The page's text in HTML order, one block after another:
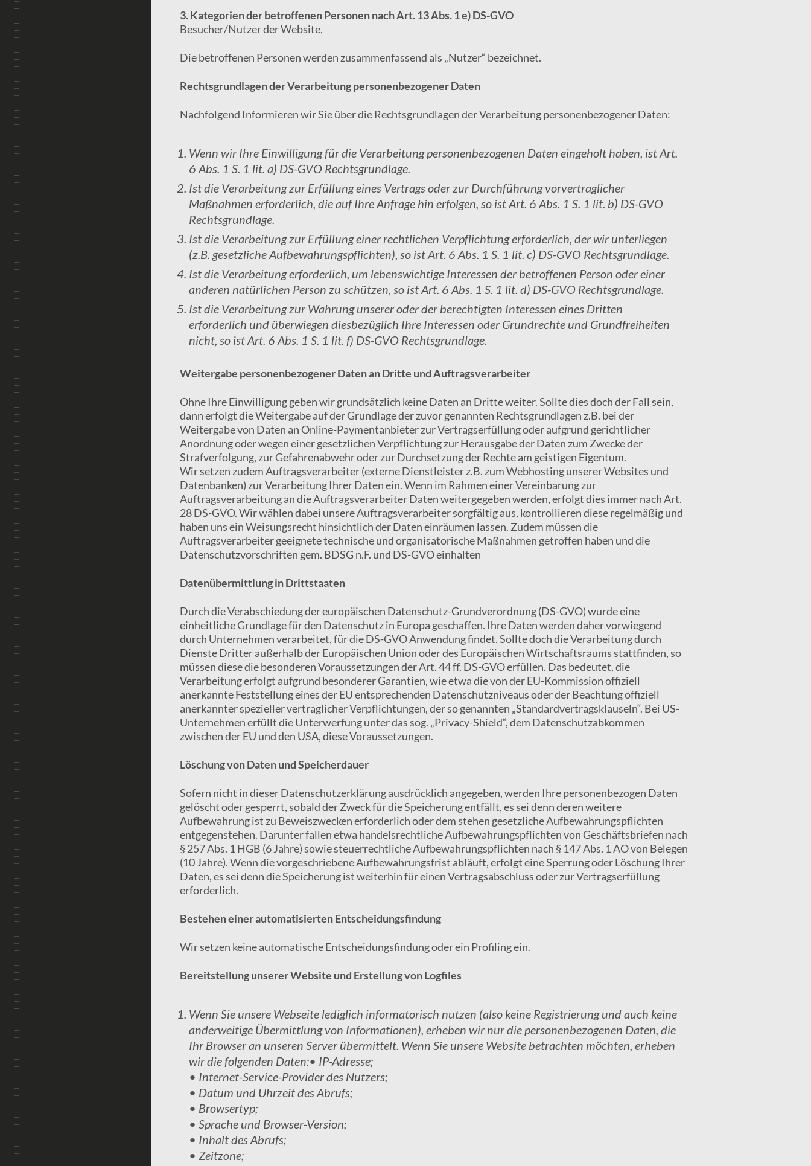
3. Kategorien der betroffenen Personen nach Art. 13 Abs. 1 e) DS-GVO
Besucher/Nutzer der Website,
Die betroffenen Personen werden zusammenfassend als „Nutzer“ bezeichnet.
Rechtsgrundlagen der Verarbeitung personenbezogener Daten
Nachfolgend Informieren wir Sie über die Rechtsgrundlagen der Verarbeitung personenbezogener Daten:
Wenn wir Ihre Einwilligung für die Verarbeitung personenbezogenen Daten eingeholt haben, ist Art.
6 Abs. 1 S. 1 lit. a) DS-GVO Rechtsgrundlage.
Ist die Verarbeitung zur Erfüllung eines Vertrags oder zur Durchführung vorvertraglicher
Maßnahmen erforderlich, die auf Ihre Anfrage hin erfolgen, so ist Art. 6 Abs. 1 S. 1 lit. b) DS-GVO
Rechtsgrundlage.
Ist die Verarbeitung zur Erfüllung einer rechtlichen Verpflichtung erforderlich, der wir unterliegen
(z.B. gesetzliche Aufbewahrungspflichten), so ist Art. 6 Abs. 1 S. 1 lit. c) DS-GVO Rechtsgrundlage.
Ist die Verarbeitung erforderlich, um lebenswichtige Interessen der betroffenen Person oder einer
anderen natürlichen Person zu schützen, so ist Art. 6 Abs. 1 S. 1 lit. d) DS-GVO Rechtsgrundlage.
Ist die Verarbeitung zur Wahrung unserer oder der berechtigten Interessen eines Dritten
erforderlich und überwiegen diesbezüglich Ihre Interessen oder Grundrechte und Grundfreiheiten
nicht, so ist Art. 6 Abs. 1 S. 1 lit. f) DS-GVO Rechtsgrundlage.
Weitergabe personenbezogener Daten an Dritte und Auftragsverarbeiter
Ohne Ihre Einwilligung geben wir grundsätzlich keine Daten an Dritte weiter. Sollte dies doch der Fall sein,
dann erfolgt die Weitergabe auf der Grundlage der zuvor genannten Rechtsgrundlagen z.B. bei der
Weitergabe von Daten an Online-Paymentanbieter zur Vertragserfüllung oder aufgrund gerichtlicher
Anordnung oder wegen einer gesetzlichen Verpflichtung zur Herausgabe der Daten zum Zwecke der
Strafverfolgung, zur Gefahrenabwehr oder zur Durchsetzung der Rechte am geistigen Eigentum.
Wir setzen zudem Auftragsverarbeiter (externe Dienstleister z.B. zum Webhosting unserer Websites und
Datenbanken) zur Verarbeitung Ihrer Daten ein. Wenn im Rahmen einer Vereinbarung zur
Auftragsverarbeitung an die Auftragsverarbeiter Daten weitergegeben werden, erfolgt dies immer nach Art.
28 DS-GVO. Wir wählen dabei unsere Auftragsverarbeiter sorgfältig aus, kontrollieren diese regelmäßig und
haben uns ein Weisungsrecht hinsichtlich der Daten einräumen lassen. Zudem müssen die
Auftragsverarbeiter geeignete technische und organisatorische Maßnahmen getroffen haben und die
Datenschutzvorschriften gem. BDSG n.F. und DS-GVO einhalten
Datenübermittlung in Drittstaaten
Durch die Verabschiedung der europäischen Datenschutz-Grundverordnung (DS-GVO) wurde eine
einheitliche Grundlage für den Datenschutz in Europa geschaffen. Ihre Daten werden daher vorwiegend
durch Unternehmen verarbeitet, für die DS-GVO Anwendung findet. Sollte doch die Verarbeitung durch
Dienste Dritter außerhalb der Europäischen Union oder des Europäischen Wirtschaftsraums stattfinden, so
müssen diese die besonderen Voraussetzungen der Art. 44 ff. DS-GVO erfüllen. Das bedeutet, die
Verarbeitung erfolgt aufgrund besonderer Garantien, wie etwa die von der EU-Kommission offiziell
anerkannte Feststellung eines der EU entsprechenden Datenschutzniveaus oder der Beachtung offiziell
anerkannter spezieller vertraglicher Verpflichtungen, der so genannten „Standardvertragsklauseln“. Bei US-
Unternehmen erfüllt die Unterwerfung unter das sog. „Privacy-Shield“, dem Datenschutzabkommen
zwischen der EU und den USA, diese Voraussetzungen.
Löschung von Daten und Speicherdauer
Sofern nicht in dieser Datenschutzerklärung ausdrücklich angegeben, werden Ihre personenbezogen Daten
gelöscht oder gesperrt, sobald der Zweck für die Speicherung entfällt, es sei denn deren weitere
Aufbewahrung ist zu Beweiszwecken erforderlich oder dem stehen gesetzliche Aufbewahrungspflichten
entgegenstehen. Darunter fallen etwa handelsrechtliche Aufbewahrungspflichten von Geschäftsbriefen nach
§ 257 Abs. 1 HGB (6 Jahre) sowie steuerrechtliche Aufbewahrungspflichten nach § 147 Abs. 1 AO von Belegen
(10 Jahre). Wenn die vorgeschriebene Aufbewahrungsfrist abläuft, erfolgt eine Sperrung oder Löschung Ihrer
Daten, es sei denn die Speicherung ist weiterhin für einen Vertragsabschluss oder zur Vertragserfüllung
erforderlich.
Bestehen einer automatisierten Entscheidungsfindung
Wir setzen keine automatische Entscheidungsfindung oder ein Profiling ein.
Bereitstellung unserer Website und Erstellung von Logfiles
Wenn Sie unsere Webseite lediglich informatorisch nutzen (also keine Registrierung und auch keine
anderweitige Übermittlung von Informationen), erheben wir nur die personenbezogenen Daten, die
Ihr Browser an unseren Server übermittelt. Wenn Sie unsere Website betrachten möchten, erheben
wir die folgenden Daten:• IP-Adresse;
• Internet-Service-Provider des Nutzers;
• Datum und Uhrzeit des Abrufs;
• Browsertyp;
• Sprache und Browser-Version;
• Inhalt des Abrufs;
• Zeitzone;